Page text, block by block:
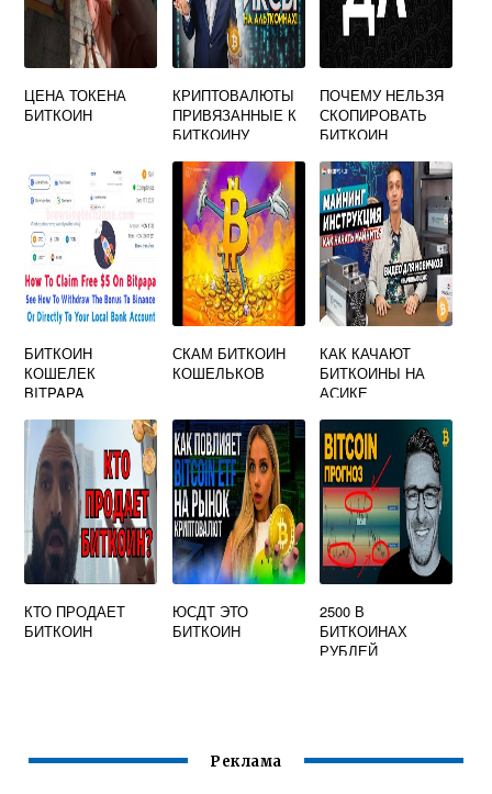
ЦЕНА ТОКЕНА
БИТКОИН
КРИПТОВАЛЮТЫ
ПРИВЯЗАННЫЕ К
БИТКОИНУ
ПОЧЕМУ НЕЛЬЗЯ
СКОПИРОВАТЬ
БИТКОИН
БИТКОИН
КОШЕЛЕК
BITPAPA
СКАМ БИТКОИН
КОШЕЛЬКОВ
КАК КАЧАЮТ
БИТКОИНЫ НА
АСИКЕ
КТО ПРОДАЕТ
БИТКОИН
ЮСДТ ЭТО
БИТКОИН
2500 В
БИТКОИНАХ
РУБЛЕЙ
Реклама